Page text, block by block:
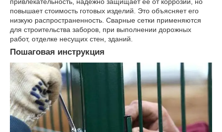
повышает стоимость готовых изделий. Это объясняет его
низкую распространенность. Сварные сетки применяются
для строительства заборов, при выполнении дорожных
работ, отделке несущих стен, зданий.
Пошаговая инструкция